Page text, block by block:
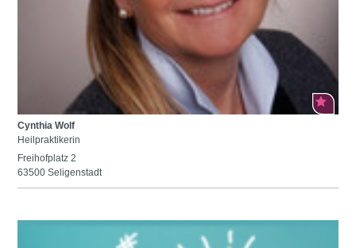
Cynthia Wolf
Heilpraktikerin
Freihofplatz 2
63500 Seligenstadt